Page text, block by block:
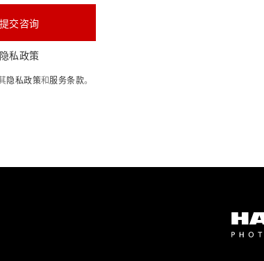
交咨询
私政策
隐私政策和服务条款。